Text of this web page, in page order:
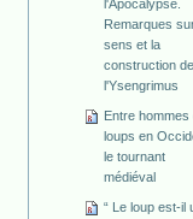
l'Apocalypse.
Remarques
sens et la
construction de
l'Ysengrimus
Entre hommes
loups en
le tournant
médiéval
“ Le loup est-il